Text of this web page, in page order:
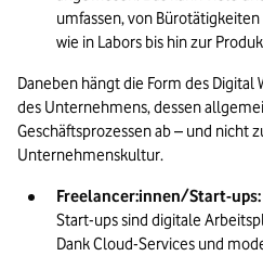
umfassen, von
wie in Labors bis hin zur
Daneben hängt die Form des Digital
des Unternehmens, dessen
Geschäftsprozessen ab – und nicht
Unternehmenskultur.
Freelancer:innen/Start-ups:
Start-ups sind digitale
Dank Cloud-Services und